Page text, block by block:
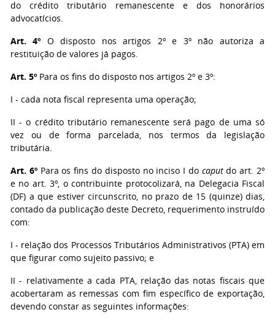
do crédito tributário remanescente e dos honorários
advocatícios.
Art. 4º O disposto nos artigos 2º e 3º não autoriza a
restituição de valores já pagos.
Art. 5º Para os fins do disposto nos artigos 2º e 3º:
I - cada nota fiscal representa uma operação;
II - o crédito tributário remanescente será pago de uma só
vez ou de forma parcelada, nos termos da legislação
tributária.
Art. 6ºPara os fins do disposto no inciso I do caputdo art. 2º
e no art. 3º, o contribuinte protocolizará, na Delegacia Fiscal
(DF) a que estiver circunscrito, no prazo de 15 (quinze) dias,
contado da publicação deste Decreto, requerimento instruído
com:
I - relação dos Processos Tributários Administrativos (PTA) em
que figurar como sujeito passivo; e
II - relativamente a cada PTA, relação das notas fiscais que
acobertaram as remessas com fim específico de exportação,
devendo constar as seguintes informações: